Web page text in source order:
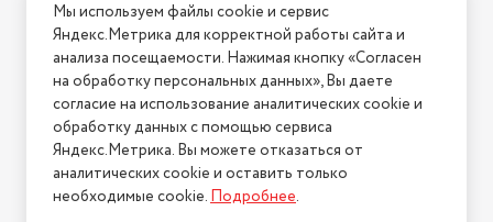
Условия возврата
Нашли ошибку на сайте? Напишите нам
2026 © Интернет-магазин "АстМаркет". У нас есть всё!
Политика конфиденциальности
Мы используем файлы cookie и сервис
Яндекс.Метрика для корректной работы сайта и
анализа посещаемости. Нажимая кнопку «Согласен
на обработку персональных данных», Вы даете
согласие на использование аналитических cookie и
обработку данных с помощью сервиса
Яндекс.Метрика. Вы можете отказаться от
аналитических cookie и оставить только
необходимые cookie.Подробнее.